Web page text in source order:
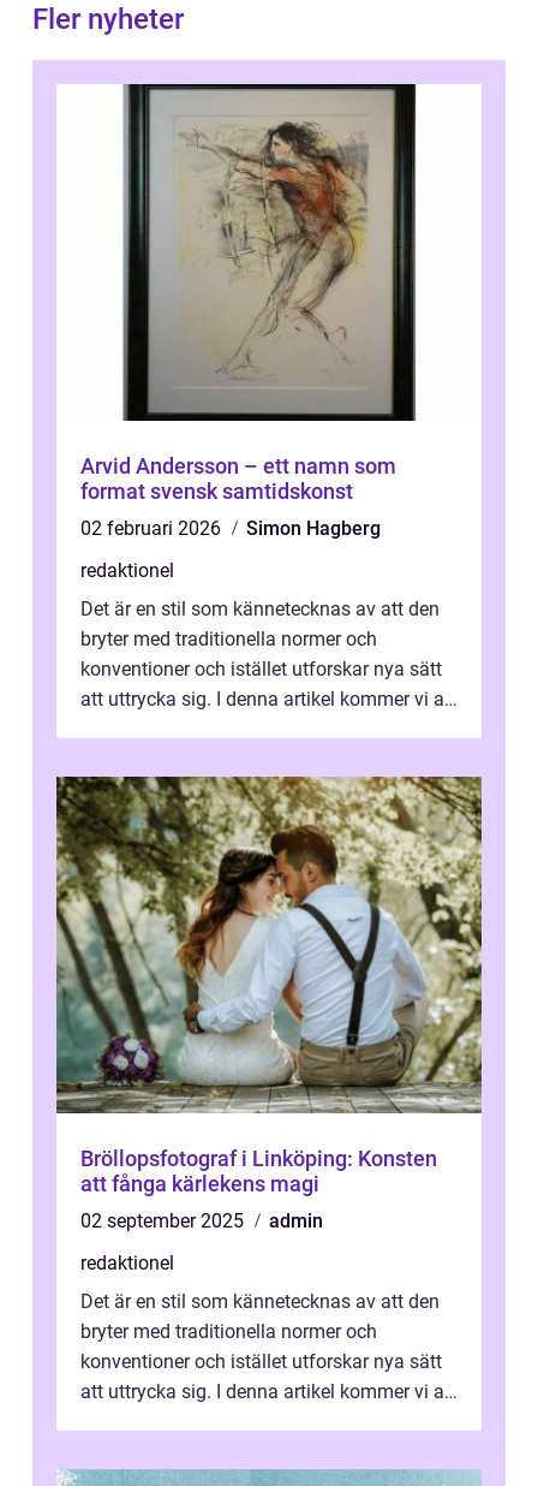
Fler nyheter
Arvid Andersson – ett namn som
format svensk samtidskonst
02 februari 2026
Simon Hagberg
redaktionel
Det är en stil som kännetecknas av att den
bryter med traditionella normer och
konventioner och istället utforskar nya sätt
att uttrycka sig. I denna artikel kommer vi att
Bröllopsfotograf i Linköping: Konsten
att fånga kärlekens magi
02 september 2025
admin
redaktionel
Det är en stil som kännetecknas av att den
bryter med traditionella normer och
konventioner och istället utforskar nya sätt
att uttrycka sig. I denna artikel kommer vi att